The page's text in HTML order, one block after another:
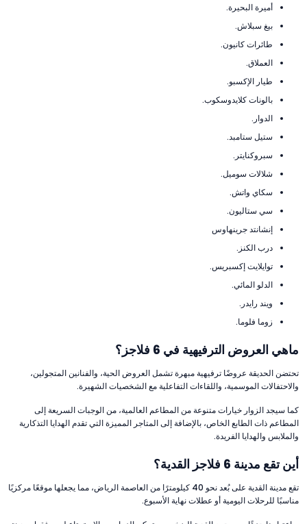
أميرة البحيرة.
بيغ سبلاش.
طائرات كانيون.
العملاق.
طيار الإكسبو.
بالونات كلايدوسكوب.
الدوار.
ستيل ستامبد.
سبروكنايتر.
شلالات سوميل.
سكاي واتش.
سي ستاليون.
إنشانتد جرينهاوس
درب الكنز.
توايلايت إكسبريس.
الدلو المائي.
ويند رايدر.
زوما فلوما.
ماهي العروض الترفيهية في 6 فلاجز؟
تحتضن الحديقة عروضًا ترفيهية مبهرة تشمل العروض الحية، والفنانين المتجولين،
والاحتفالات الموسمية، واللقاءات التفاعلية مع الشخصيات الشهيرة.
كما سيجد الزوار خيارات متنوعة من المطاعم العالمية، من الوجبات السريعة إلى
المطاعم ذات الطابع الخاص، بالإضافة إلى المتاجر المميزة التي تقدم الهدايا التذكارية
والملابس والهدايا الفريدة.
أين تقع مدينة 6 فلاجز القدية؟
تقع مدينة القدية على بُعد نحو 40 كيلومترًا من العاصمة الرياض، مما يجعلها موقعًا مركزيًا
مناسبًا للرحلات اليومية أو عطلات نهاية الأسبوع.